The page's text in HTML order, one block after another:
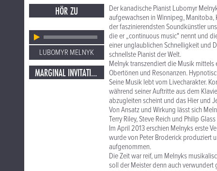
HÖR ZU
LUBOMYR MELNYK
MARGINAL INVITATION
Der kanadische Pianist Lubomyr
aufgewachsen in Winnipeg, Manitoba,
der faszinierendsten Soundkünstler
die er „continuous music" nennt und
einer unglaublichen Schnelligkeit und
schnellste Pianist der Welt.
Melnyk transzendiert die Musik
Obertönen und Resonanzen.
Seine Musik lebt vom Livecharakter.
während seiner Auftritte aus dem
abzugleiten scheint und das Hier und
Von Ansatz und Wirkung lässt sich
Terry Riley, Steve Reich und Philip
Im April 2013 erschien Melnyks erste
wurde von Peter Broderick produziert
aufgenommen.
Die Zeit war reif, um Melnyks
soll der Meister denn auch verwundert